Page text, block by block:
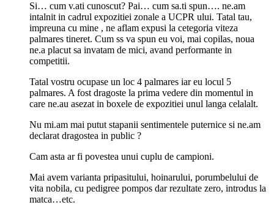
Si… cum v.ati cunoscut? Pai… cum sa.ti spun…. ne.am
intalnit in cadrul expozitiei zonale a UCPR ului. Tatal tau,
impreuna cu mine , ne aflam expusi la cetegoria viteza
palmares tineret. Cum ss va spun eu voi, mai copilas, noua
ne.a placut sa invatam de mici, avand performante in
competitii.
Tatal vostru ocupase un loc 4 palmares iar eu locul 5
palmares. A fost dragoste la prima vedere din momentul in
care ne.au asezat in boxele de expozitiei unul langa celalalt.
Nu mi.am mai putut stapanii sentimentele puternice si ne.am
declarat dragostea in public ?
Cam asta ar fi povestea unui cuplu de campioni.
Mai avem varianta pripasitului, hoinarului, porumbelului de
vita nobila, cu pedigree pompos dar rezultate zero, introdus la
matca…etc.